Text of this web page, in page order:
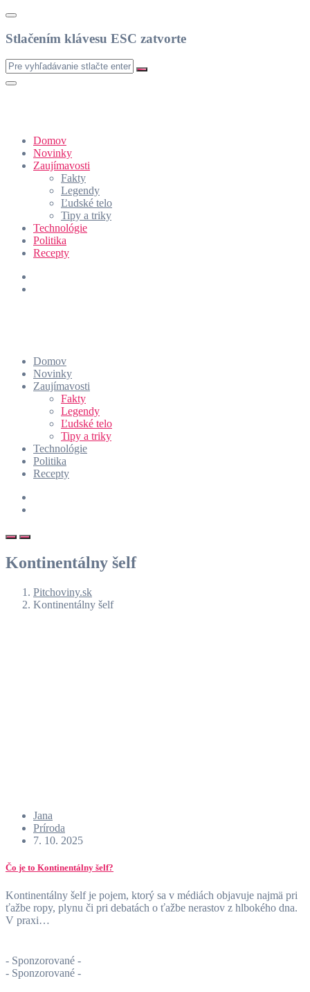
Stlačením klávesu ESC zatvorte
Domov
Novinky
Zaujímavosti
Fakty
Legendy
Ľudské telo
Tipy a triky
Technológie
Politika
Recepty
Domov
Novinky
Zaujímavosti
Fakty
Legendy
Ľudské telo
Tipy a triky
Technológie
Politika
Recepty
Kontinentálny šelf
Pitchoviny.sk
Kontinentálny šelf
Jana
Príroda
7. 10. 2025
Čo je to Kontinentálny šelf?
Kontinentálny šelf je pojem, ktorý sa v médiách objavuje najmä pri
ťažbe ropy, plynu či pri debatách o ťažbe nerastov z hlbokého dna.
V praxi…
- Sponzorované -
- Sponzorované -